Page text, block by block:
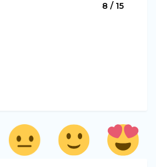
8 / 15